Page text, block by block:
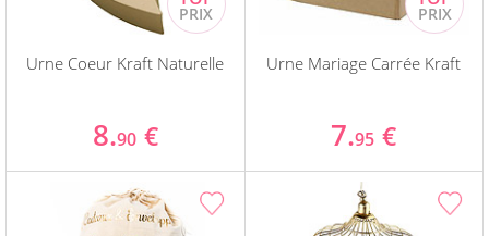
Urne Coeur Kraft Naturelle
8.90 €
Urne Mariage Carrée Kraft
7.95 €